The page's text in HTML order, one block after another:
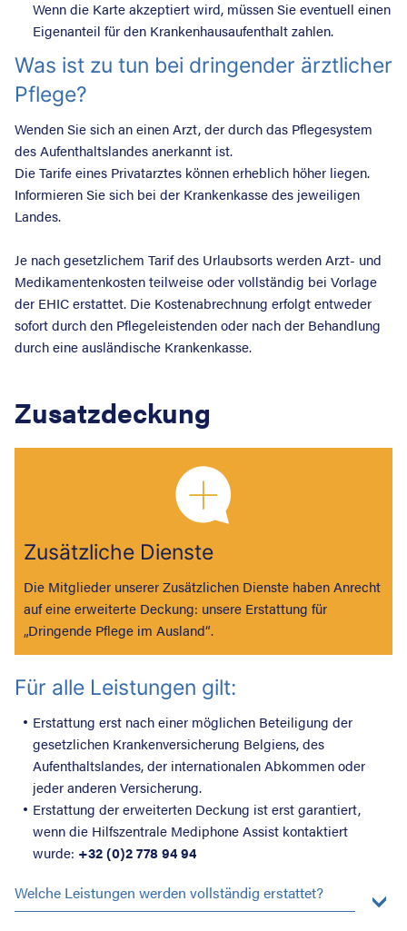
Wenn die Karte akzeptiert wird, müssen Sie eventuell einen
Eigenanteil für den Krankenhausaufenthalt zahlen.
Was ist zu tun bei dringender ärztlicher
Pflege?
Wenden Sie sich an einen Arzt, der durch das Pflegesystem
des Aufenthaltslandes anerkannt ist.
Die Tarife eines Privatarztes können erheblich höher liegen.
Informieren Sie sich bei der Krankenkasse des jeweiligen
Landes.
Je nach gesetzlichem Tarif des Urlaubsorts werden Arzt- und
Medikamentenkosten teilweise oder vollständig bei Vorlage
der EHIC erstattet. Die Kostenabrechnung erfolgt entweder
sofort durch den Pflegeleistenden oder nach der Behandlung
durch eine ausländische Krankenkasse.
Zusatzdeckung
Zusätzliche Dienste
Die Mitglieder unserer Zusätzlichen Dienste haben Anrecht
auf eine erweiterte Deckung: unsere Erstattung für
„Dringende Pflege im Ausland“.
Für alle Leistungen gilt:
Erstattung erst nach einer möglichen Beteiligung der
gesetzlichen Krankenversicherung Belgiens, des
Aufenthaltslandes, der internationalen Abkommen oder
jeder anderen Versicherung.
Erstattung der erweiterten Deckung ist erst garantiert,
wenn die Hilfszentrale Mediphone Assist kontaktiert
wurde: +32 (0)2 778 94 94
Welche Leistungen werden vollständig erstattet?